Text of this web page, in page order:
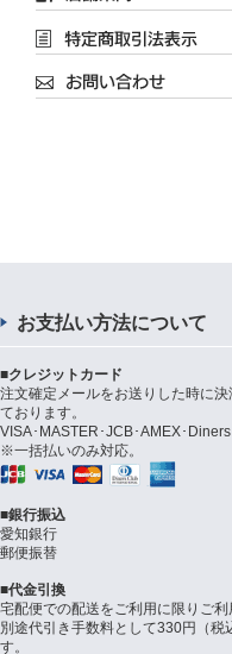
お支払い方法について
■クレジットカード
注文確定メールをお送りした時に決
ております。
VISA･MASTER･JCB･AMEX･Diners
※一括払いのみ対応。
■銀行振込
愛知銀行
郵便振替
■代金引換
宅配便での配送をご利用に限りご利
別途代引き手数料として330円（税
す。